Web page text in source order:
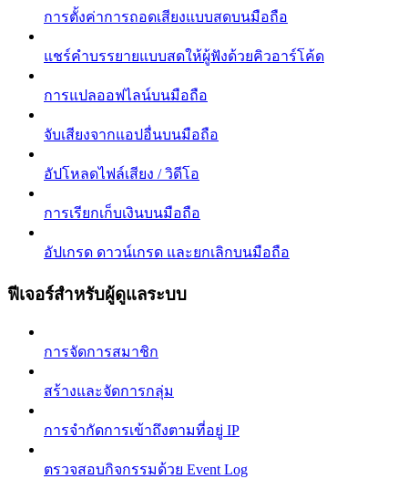
การตั้งค่าการถอดเสียงแบบสดบนมือถือ
แชร์คำบรรยายแบบสดให้ผู้ฟังด้วยคิวอาร์โค้ด
การแปลออฟไลน์บนมือถือ
จับเสียงจากแอปอื่นบนมือถือ
อัปโหลดไฟล์เสียง / วิดีโอ
การเรียกเก็บเงินบนมือถือ
อัปเกรด ดาวน์เกรด และยกเลิกบนมือถือ
ฟีเจอร์สำหรับผู้ดูแลระบบ
การจัดการสมาชิก
สร้างและจัดการกลุ่ม
การจำกัดการเข้าถึงตามที่อยู่ IP
ตรวจสอบกิจกรรมด้วย Event Log